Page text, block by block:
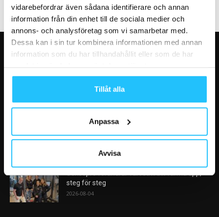
vidarebefordrar även sådana identifierare och annan
information från din enhet till de sociala medier och
annons- och analysföretag som vi samarbetar med.
Dessa kan i sin tur kombinera informationen med annan
information som du har tillhandahållit eller som de har
Tillåt alla
Anpassa
Avvisa
VÅRA FAVORITER
efter träningspasset
Analys: Europas gymmarknad går in i en ny
konsolideringsfas – och...
steg för steg
2026-08-04